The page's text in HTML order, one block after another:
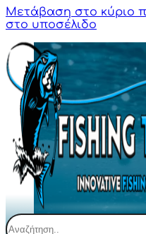
Μετάβαση στο κύριο
στο υποσέλιδο
Αναζήτηση